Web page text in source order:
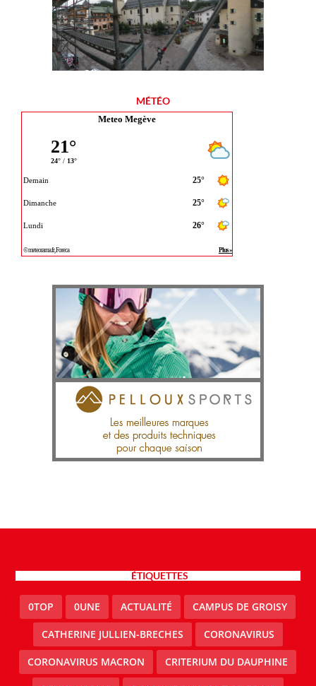
MÉTÉO
Meteo Megève
ÉTIQUETTES
0TOP 0UNE ACTUALITÉ CAMPUS DE GROISY
CATHERINE JULLIEN-BRECHES CORONAVIRUS
CORONAVIRUS MACRON CRITERIUM DU DAUPHINE